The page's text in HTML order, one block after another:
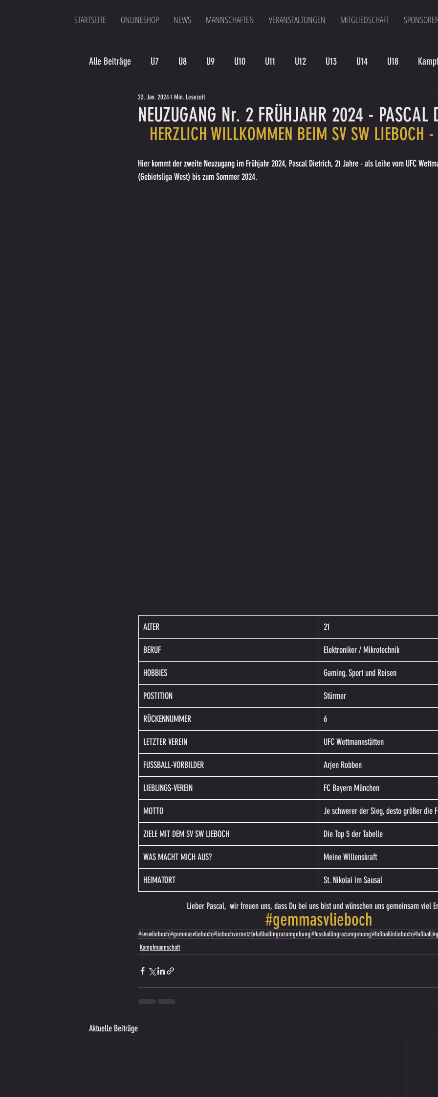
STARTSEITE ONLINESHOP NEWS MANNSCHAFTEN VERANSTALTUNGEN MITGLIEDSCHAFT
Alle Beiträge U7 U8 U9 U10 U11 U12 U13 U14 U18
Spielergebnis Veranstaltungen
NEUZUGANG Nr. 2 FRÜHJAHR 2024 - PASCAL
23. Jan. 20241 Min. Lesezeit
HERZLICH WILLKOMMEN BEIM SV SW LIEBOCH
Hier kommt der zweite Neuzugang im Frühjahr 2024, Pascal Dietrich, 21 Jahre - als Leihe vom UFC
(Gebietsliga West) bis zum Sommer 2024.
ALTER 21
BERUF Elektroniker / Mikrotechnik
HOBBIES Gaming, Sport und Reisen
POSTITION Stürmer
RÜCKENNUMMER 6
LETZTER VEREIN UFC Wettmannstätten
FUSSBALL-VORBILDER Arjen Robben
LIEBLINGS-VEREIN FC Bayern München
MOTTO Je schwerer der Sieg, desto größer die
ZIELE MIT DEM SV SW LIEBOCH Die Top 5 der Tabelle
WAS MACHT MICH AUS? Meine Willenskraft
HEIMATORT St. Nikolai im Sausal
Lieber Pascal,  wir freuen uns, dass Du bei uns bist und wünschen uns gemeinsam viel
#gemmasvlieboch
#svswlieboch#gemmasvlieboch#liebochvernetzt#fußballingrazumgebung#fussballingrazumgebung#fußballinlieboch#fußball
Kampfmannschaft
Aktuelle Beiträge